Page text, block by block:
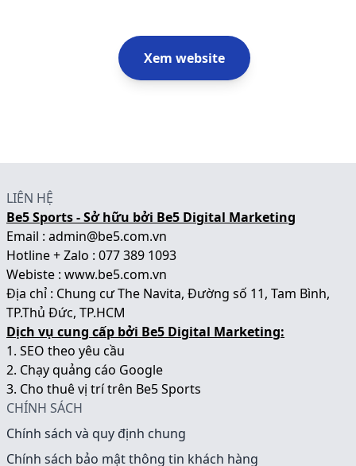
Xem website
LIÊN HỆ
Be5 Sports - Sở hữu bởi Be5 Digital Marketing
Email : admin@be5.com.vn
Hotline + Zalo : 077 389 1093
Webiste : www.be5.com.vn
Địa chỉ : Chung cư The Navita, Đường số 11, Tam Bình,
TP.Thủ Đức, TP.HCM
Dịch vụ cung cấp bởi Be5 Digital Marketing:
1. SEO theo yêu cầu
2. Chạy quảng cáo Google
3. Cho thuê vị trí trên Be5 Sports
CHÍNH SÁCH
Chính sách và quy định chung
Chính sách bảo mật thông tin khách hàng